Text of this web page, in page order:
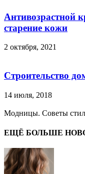
Антивозрастной
старение кожи
2 октября, 2021
Строительство
14 июля, 2018
Модницы. Советы
ЕЩЁ БОЛЬШЕ